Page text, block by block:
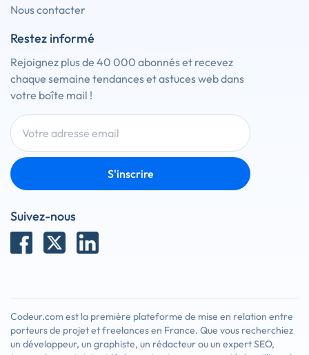
Nous contacter
Restez informé
Rejoignez plus de 40 000 abonnés et recevez
chaque semaine tendances et astuces web dans
votre boîte mail !
S'inscrire
Suivez-nous
Codeur.com est la première plateforme de mise en relation entre
porteurs de projet et freelances en France. Que vous recherchiez
un développeur, un graphiste, un rédacteur ou un expert SEO,